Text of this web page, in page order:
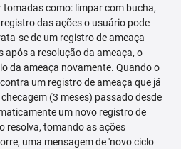
tomadas como: limpar com bucha,
das ações o usuário pode
se de um registro de ameaça
após a resolução da ameaça, o
da ameaça novamente. Quando o
um registro de ameaça que já
(3 meses) passado desde
um novo registro de
resolva, tomando as ações
uma mensagem de 'novo ciclo